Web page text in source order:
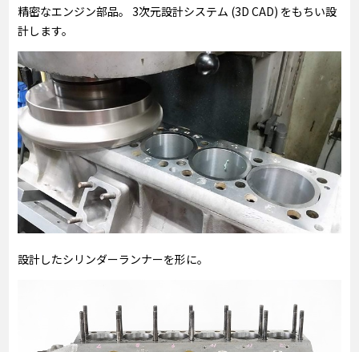
精密なエンジン部品。 3次元設計システム (3D CAD) をもちい設
計します。
設計したシリンダーランナーを形に。